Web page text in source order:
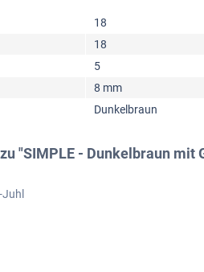
18
18
5
8 mm
Dunkelbraun
"SIMPLE - Dunkelbraun mit